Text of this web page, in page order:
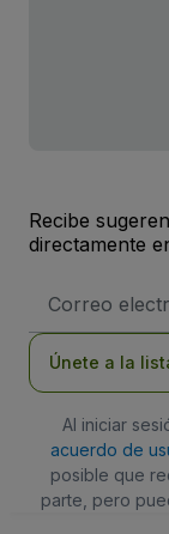
Recibe
directamente
de
Únete a la
Al iniciar
acuerdo de
posible que
parte, pero